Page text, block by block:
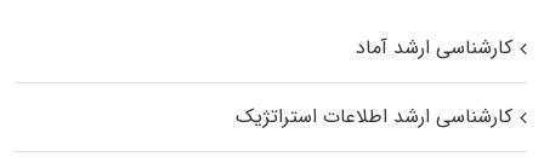
کارشناسی ارشد آماد
کارشناسی ارشد اطلاعات استراتژیک